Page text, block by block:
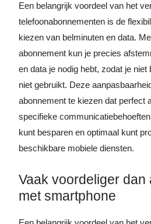
Een belangrijk voordeel van het
telefoonabonnementen is de
kiezen van belminuten en data.
abonnement kun je precies
en data je nodig hebt, zodat je
niet gebruikt. Deze
abonnement te kiezen dat perfect
specifieke
kunt besparen en optimaal kunt
beschikbare mobiele diensten.
Vaak voordeliger dan
met smartphone